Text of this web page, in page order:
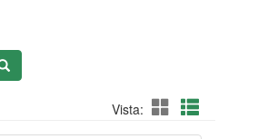
Vista: